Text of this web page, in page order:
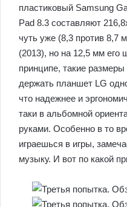
пластиковый Samsung
Pad 8.3 составляют
чуть уже (8,3 против 8,7
(2013), но на 12,5 мм его
принципе, такие
держать планшет LG
что надежнее и
таки в альбомной
руками. Особенно в то
играешься в игры,
музыку. И вот по какой